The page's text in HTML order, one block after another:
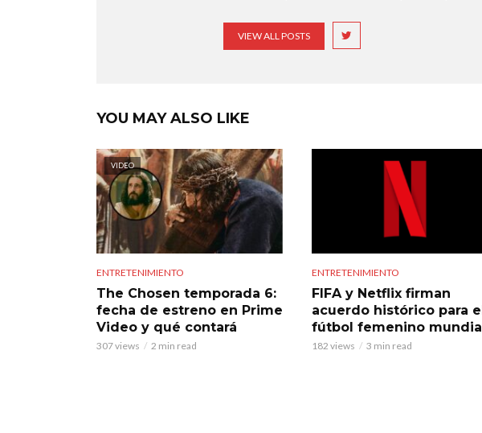
VIEW ALL POSTS
YOU MAY ALSO LIKE
VIDEO
ENTRETENIMIENTO
The Chosen temporada 6:
fecha de estreno en Prime
Video y qué contará
307 views 2 min read
ENTRETENIMIENTO
FIFA y Netflix firman
acuerdo histórico para el
fútbol femenino mundial
182 views 3 min read